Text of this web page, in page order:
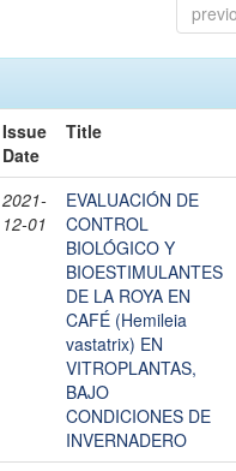
Issue
Date
Title
2021-
12-01
EVALUACIÓN DE
CONTROL
BIOLÓGICO Y
BIOESTIMULANTES
DE LA ROYA EN
CAFÉ (Hemileia
vastatrix) EN
VITROPLANTAS,
BAJO
CONDICIONES DE
INVERNADERO